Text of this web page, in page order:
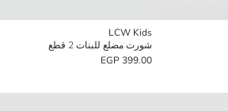
LCW Kids
شورت مضلع للبنات 2 قطع
399.00 EGP